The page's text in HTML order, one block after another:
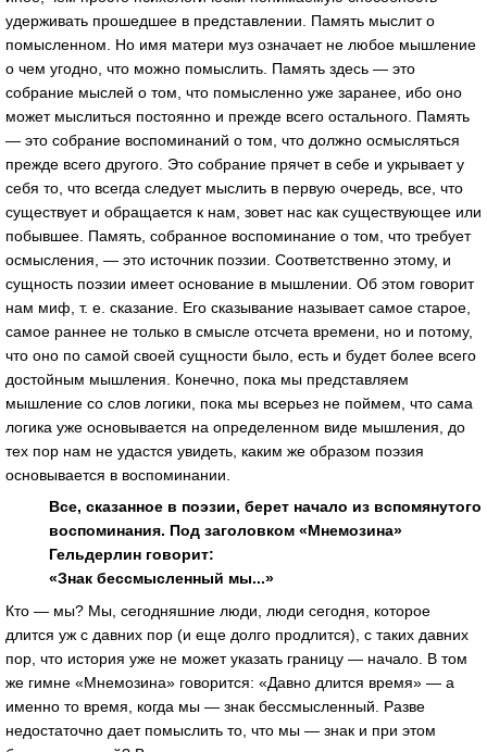
удерживать прошедшее в представлении. Память мыслит о
помысленном. Но имя матери муз означает не любое мышление
о чем угодно, что можно помыслить. Память здесь — это
собрание мыслей о том, что помысленно уже заранее, ибо оно
может мыслиться постоянно и прежде всего остального. Память
— это собрание воспоминаний о том, что должно осмысляться
прежде всего другого. Это собрание прячет в себе и укрывает у
себя то, что всегда следует мыслить в первую очередь, все, что
существует и обращается к нам, зовет нас как существующее или
побывшее. Память, собранное воспоминание о том, что требует
осмысления, — это источник поэзии. Соответственно этому, и
сущность поэзии имеет основание в мышлении. Об этом говорит
нам миф, т. е. сказание. Его сказывание называет самое старое,
самое раннее не только в смысле отсчета времени, но и потому,
что оно по самой своей сущности было, есть и будет более всего
достойным мышления. Конечно, пока мы представляем
мышление со слов логики, пока мы всерьез не поймем, что сама
логика уже основывается на определенном виде мышления, до
тех пор нам не удастся увидеть, каким же образом поэзия
основывается в воспоминании.
Все, сказанное в поэзии, берет начало из вспомянутого
воспоминания. Под заголовком «Мнемозина»
Гельдерлин говорит:
«Знак бессмысленный мы...»
Кто — мы? Мы, сегодняшние люди, люди сегодня, которое
длится уж с давних пор (и еще долго продлится), с таких давних
пор, что история уже не может указать границу — начало. В том
же гимне «Мнемозина» говорится: «Давно длится время» — а
именно то время, когда мы — знак бессмысленный. Разве
недостаточно дает помыслить то, что мы — знак и при этом